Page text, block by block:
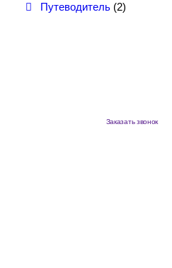
Путеводитель (2)
Заказать звонок